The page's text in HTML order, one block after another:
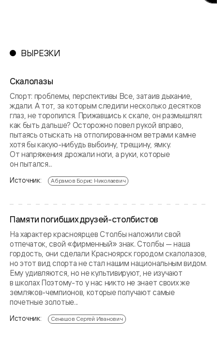
ВЫРЕЗКИ
Скалолазы
Спорт: проблемы, перспективы Все, затаив дыхание,
ждали. А тот, за которым следили несколько десятков
глаз, не торопился. Прижавшись к скале, он размышлял:
как быть дальше? Осторожно повел рукой вправо,
пытаясь отыскать на отполированном ветрами камне
хотя бы какую-нибудь выбоину, трещину, ямку.
От напряжения дрожали ноги, а руки, которые
он пытался...
Источник: Абрамов Борис Николаевич
Памяти погибших друзей-столбистов
На характер красноярцев Столбы наложили свой
отпечаток, свой «фирменный» знак. Столбы — наша
гордость, они сделали Красноярск городом скалолазов,
но этот вид спорта не стал нашим национальным видом.
Ему удивляются, но не культивируют, не изучают
в школах Поэтому-то у нас никто не знает своих же
земляков-чемпионов, которые получают самые
почетные золотые...
Источник: Сенашов Сергей Иванович